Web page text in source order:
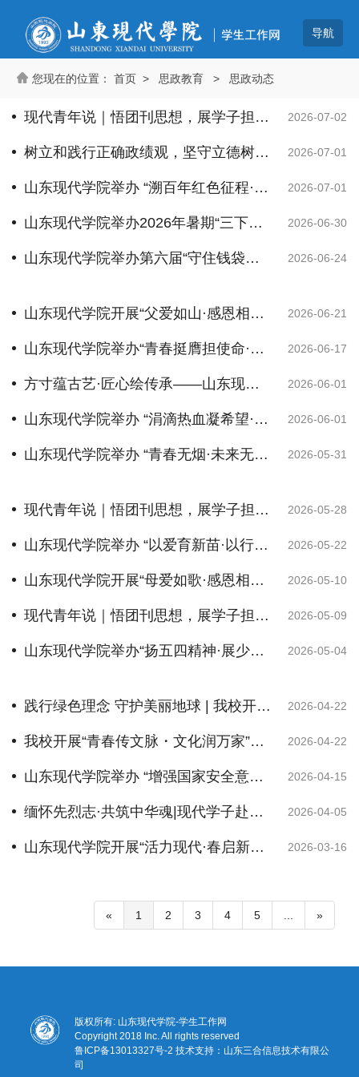
首页 > 思政教育 > 思政动态
现代青年说｜悟团刊思想，展学子担当•第③期 2026-07-02
树立和践行正确政绩观，坚守立德树人初心使命 2026-07-01
山东现代学院举办 “溯百年红色征程·诵七一时代华章” 朗诵比赛 2026-07-01
山东现代学院举办2026年暑期“三下乡”暨社会实践活动出征仪式 2026-06-30
山东现代学院举办第六届“守住钱袋子·护好幸福家”防范非法金融活动短视频征集大赛 2026-06-24
山东现代学院开展“父爱如山·感恩相伴”父亲节主题系列活动 2026-06-21
山东现代学院举办“青春挺膺担使命·奋楫扬帆启新程”2026年新团员入团仪式 2026-06-17
方寸蕴古艺·匠心绘传承——山东现代学院开展非遗文化活动 2026-06-01
山东现代学院举办 “涓滴热血凝希望·汇聚暖流递温情” 无偿献血活动 2026-06-01
山东现代学院举办 “青春无烟·未来无限” 世界无烟日主题宣传活动 2026-05-31
现代青年说｜悟团刊思想，展学子担当•第②期 2026-05-28
山东现代学院举办 “以爱育新苗·以行守初心” 绿植领养活动 2026-05-22
山东现代学院开展“母爱如歌·感恩相伴”母亲节主题活动 2026-05-10
现代青年说｜悟团刊思想，展学子担当·第①期 2026-05-09
山东现代学院举办“扬五四精神·展少年风华” 朗诵比赛 2026-05-04
践行绿色理念 守护美丽地球 | 我校开展世界地球日主题实践活动 2026-04-22
我校开展“青春传文脉・文化润万家”文化服务活动 2026-04-22
山东现代学院举办 “增强国家安全意识·厚植爱国主义情怀” 国家安全日主题活动 2026-04-15
缅怀先烈志·共筑中华魂|现代学子赴济南革命烈士陵园开展清明祭扫活动 2026-04-05
山东现代学院开展“活力现代·春启新程”徒步拉练活动 2026-03-16
« 1 2 3 4 5 »
版权所有: 山东现代学院-学生工作网
Copyright 2018 Inc. All rights reserved
鲁ICP备13013327号-2技术支持：山东三合信息技术有限公
司